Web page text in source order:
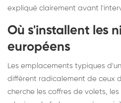
expliqué clairement avant
Où s'installent les
européens
Les emplacements typiques
diffèrent radicalement de ceux
cherche les coffres de volets,